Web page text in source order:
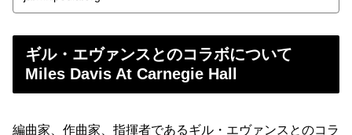
ギル・エヴァンスとのコラボについて
Miles Davis At Carnegie Hall
編曲家、作曲家、指揮者であるギル・エヴァンスとのコラ